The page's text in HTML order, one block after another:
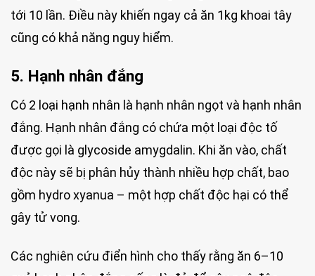
tới 10 lần. Điều này khiến ngay cả ăn 1kg khoai tây
cũng có khả năng nguy hiểm.
5. Hạnh nhân đắng
Có 2 loại hạnh nhân là hạnh nhân ngọt và hạnh nhân
đắng. Hạnh nhân đắng có chứa một loại độc tố
được gọi là glycoside amygdalin. Khi ăn vào, chất
độc này sẽ bị phân hủy thành nhiều hợp chất, bao
gồm hydro xyanua – một hợp chất độc hại có thể
gây tử vong.
Các nghiên cứu điển hình cho thấy rằng ăn 6–10